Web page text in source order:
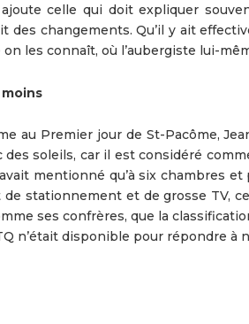
celle qui doit expliquer
des changements. Qu’il y ait
les connaît, où l’aubergiste lui-
au Premier jour de St-Pacôme,
des soleils, car il est considéré
mentionné qu’à six chambres
stationnement et de grosse TV,
ses confrères, que la
n’était disponible pour répondre à